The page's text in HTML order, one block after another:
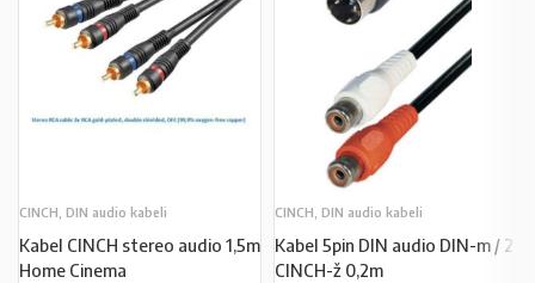
CINCH, DIN audio kabeli
Kabel CINCH stereo audio 1,5m
Home Cinema
CINCH, DIN audio kabeli
Kabel 5pin DIN audio DIN-m / 2
CINCH-ž 0,2m